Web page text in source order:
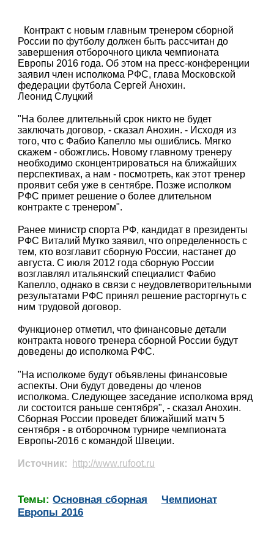
Контракт с новым главным тренером сборной
России по футболу должен быть рассчитан до
завершения отборочного цикла чемпионата
Европы 2016 года. Об этом на пресс-конференции
заявил член исполкома РФС, глава Московской
федерации футбола Сергей Анохин.
Леонид Слуцкий
"На более длительный срок никто не будет
заключать договор, - сказал Анохин. - Исходя из
того, что с Фабио Капелло мы ошиблись. Мягко
скажем - обожглись. Новому главному тренеру
необходимо сконцентрироваться на ближайших
перспективах, а нам - посмотреть, как этот тренер
проявит себя уже в сентябре. Позже исполком
РФС примет решение о более длительном
контракте с тренером".
Ранее министр спорта РФ, кандидат в президенты
РФС Виталий Мутко заявил, что определенность с
тем, кто возглавит сборную России, настанет до
августа. С июля 2012 года сборную России
возглавлял итальянский специалист Фабио
Капелло, однако в связи с неудовлетворительными
результатами РФС принял решение расторгнуть с
ним трудовой договор.
Функционер отметил, что финансовые детали
контракта нового тренера сборной России будут
доведены до исполкома РФС.
"На исполкоме будут объявлены финансовые
аспекты. Они будут доведены до членов
исполкома. Следующее заседание исполкома вряд
ли состоится раньше сентября", - сказал Анохин.
Сборная России проведет ближайший матч 5
сентября - в отборочном турнире чемпионата
Европы-2016 с командой Швеции.
Источник: http://www.rufoot.ru
Темы:Основная сборная
Чемпионат
Европы 2016